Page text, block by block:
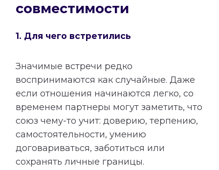
совместимости
1. Для чего встретились
Значимые встречи редко
воспринимаются как случайные. Даже
если отношения начинаются легко, со
временем партнеры могут заметить, что
союз чему-то учит: доверию, терпению,
самостоятельности, умению
договариваться, заботиться или
сохранять личные границы.